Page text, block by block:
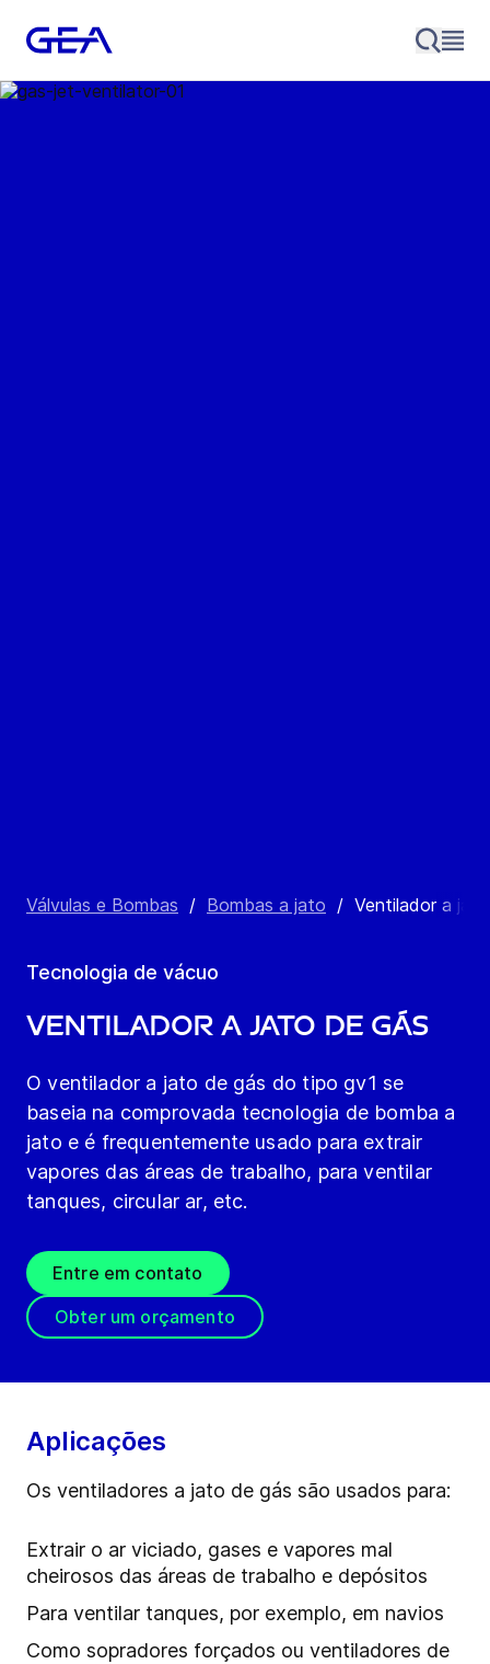
Válvulas e Bombas / Bombas a jato / Ventilador a
Tecnologia de vácuo
Ventilador a jato de gás
O ventilador a jato de gás do tipo gv1 se
baseia na comprovada tecnologia de bomba a
jato e é frequentemente usado para extrair
vapores das áreas de trabalho, para ventilar
tanques, circular ar, etc.
Entre em contato
Obter um orçamento
Aplicações
Os ventiladores a jato de gás são usados para:
Extrair o ar viciado, gases e vapores mal
cheirosos das áreas de trabalho e depósitos
Para ventilar tanques, por exemplo, em navios
Como sopradores forçados ou ventiladores de